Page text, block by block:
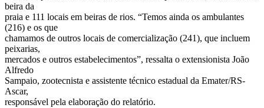
beira da
praia e 111 locais em beiras de rios. “Temos ainda os ambulantes
(216) e os que
chamamos de outros locais de comercialização (241), que incluem
peixarias,
mercados e outros estabelecimentos”, ressalta o extensionista João
Alfredo
Sampaio, zootecnista e assistente técnico estadual da Emater/RS-
Ascar,
responsável pela elaboração do relatório.